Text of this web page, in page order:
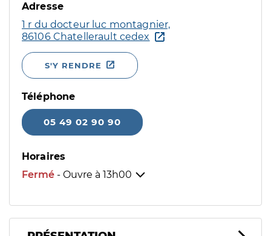
Adresse
1 r du docteur luc montagnier,
86106 Chatellerault cedex
S'Y RENDRE
Téléphone
05 49 02 90 90
Horaires
Fermé - Ouvre à 13h00